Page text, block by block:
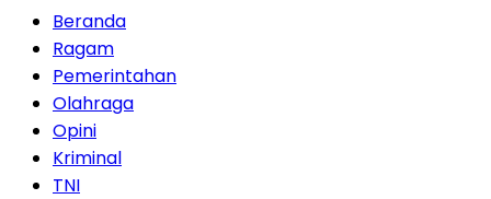
Beranda
Ragam
Pemerintahan
Olahraga
Opini
Kriminal
TNI